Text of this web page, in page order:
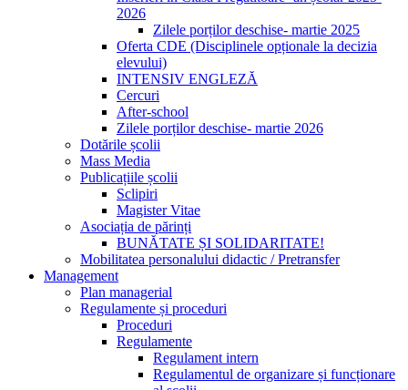
2026
Zilele porților deschise- martie 2025
Oferta CDE (Disciplinele opționale la decizia
elevului)
INTENSIV ENGLEZĂ
Cercuri
After-school
Zilele porților deschise- martie 2026
Dotările școlii
Mass Media
Publicațiile școlii
Sclipiri
Magister Vitae
Asociația de părinți
BUNĂTATE ȘI SOLIDARITATE!
Mobilitatea personalului didactic / Pretransfer
Management
Plan managerial
Regulamente și proceduri
Proceduri
Regulamente
Regulament intern
Regulamentul de organizare și funcționare